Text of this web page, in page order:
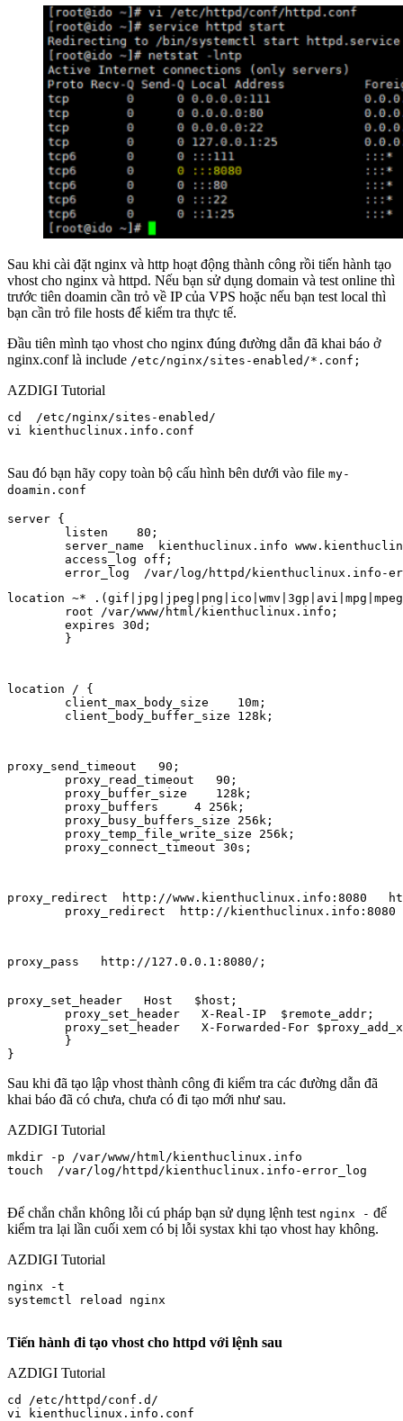
Sau khi cài đặt nginx và http hoạt động thành công rồi tiến hành tạo
vhost cho nginx và httpd. Nếu bạn sử dụng domain và test online thì
trước tiên doamin cần trỏ về IP của VPS hoặc nếu bạn test local thì
bạn cần trỏ file hosts để kiểm tra thực tế.
Đầu tiên mình tạo vhost cho nginx đúng đường dẫn đã khai báo ở
nginx.conf là include /etc/nginx/sites-enabled/*.conf;
AZDIGI Tutorial
cd  /etc/nginx/sites-enabled/
vi kienthuclinux.info.conf
Sau đó bạn hãy copy toàn bộ cấu hình bên dưới vào file my-
doamin.conf
server {
        listen    80;
server_name  kienthuclinux.info
        access_log off;
location ~*
        root /var/www/html/kienthuclinux.info;
        expires 30d;
        }
location / {
        client_max_body_size    10m;
        client_body_buffer_size 128k;
proxy_send_timeout   90;
        proxy_read_timeout   90;
        proxy_buffer_size    128k;
        proxy_buffers     4 256k;
        proxy_busy_buffers_size 256k;
        proxy_temp_file_write_size 256k;
        proxy_connect_timeout 30s;
proxy_redirect  http://www.kienthuclinux.info:8080
proxy_redirect  http://kienthuclinux.info:8080
proxy_pass   http://127.0.0.1:8080/;
proxy_set_header   Host   $host;
        proxy_set_header   X-Real-IP  $remote_addr;
proxy_set_header   X-Forwarded-For
        }
}
Sau khi đã tạo lập vhost thành công đi kiểm tra các đường dẫn đã
khai báo đã có chưa, chưa có đi tạo mới như sau.
AZDIGI Tutorial
mkdir -p /var/www/html/kienthuclinux.info
touch  /var/log/httpd/kienthuclinux.info-error_log
Để chắn chắn không lỗi cú pháp bạn sử dụng lệnh test nginx - để
kiểm tra lại lần cuối xem có bị lỗi systax khi tạo vhost hay không.
AZDIGI Tutorial
nginx -t
systemctl reload nginx
Tiến hành đi tạo vhost cho httpd với lệnh sau
AZDIGI Tutorial
cd /etc/httpd/conf.d/
vi kienthuclinux.info.conf